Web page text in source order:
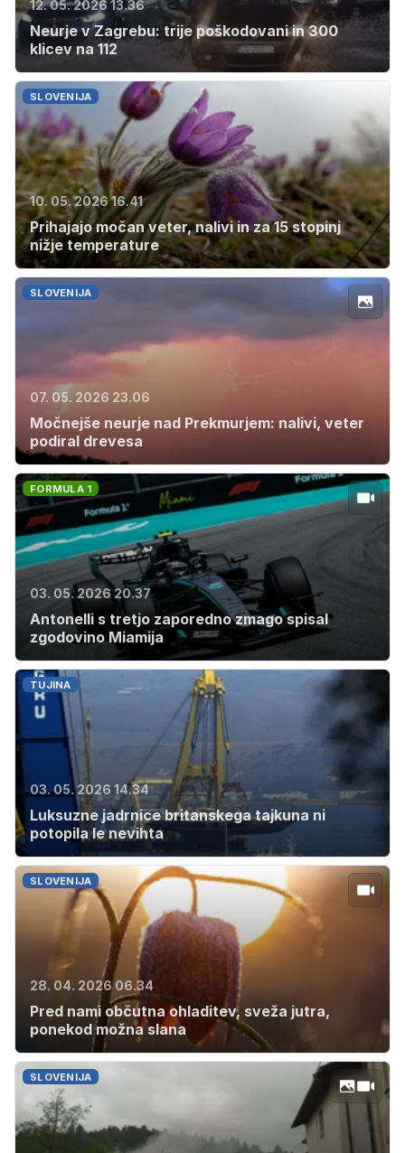
12. 05. 2026 13.36
Neurje v Zagrebu: trije poškodovani in 300
klicev na 112
SLOVENIJA
10. 05. 2026 16.41
Prihajajo močan veter, nalivi in za 15 stopinj
nižje temperature
SLOVENIJA
07. 05. 2026 23.06
Močnejše neurje nad Prekmurjem: nalivi, veter
podiral drevesa
FORMULA 1
03. 05. 2026 20.37
Antonelli s tretjo zaporedno zmago spisal
zgodovino Miamija
TUJINA
03. 05. 2026 14.34
Luksuzne jadrnice britanskega tajkuna ni
potopila le nevihta
SLOVENIJA
28. 04. 2026 06.34
Pred nami občutna ohladitev, sveža jutra,
ponekod možna slana
SLOVENIJA